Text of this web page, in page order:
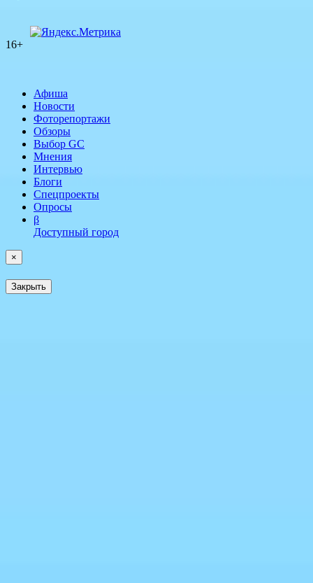
16+
Афиша
Новости
Фоторепортажи
Обзоры
Выбор GC
Мнения
Интервью
Блоги
Спецпроекты
Опросы
β
Доступный город
×
Закрыть